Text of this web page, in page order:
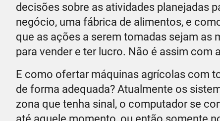
decisões sobre as atividades planejadas
negócio, uma fábrica de alimentos, e
que as ações a serem tomadas sejam as
para vender e ter lucro. Não é assim com
E como ofertar máquinas agrícolas com
de forma adequada? Atualmente os
zona que tenha sinal, o computador se